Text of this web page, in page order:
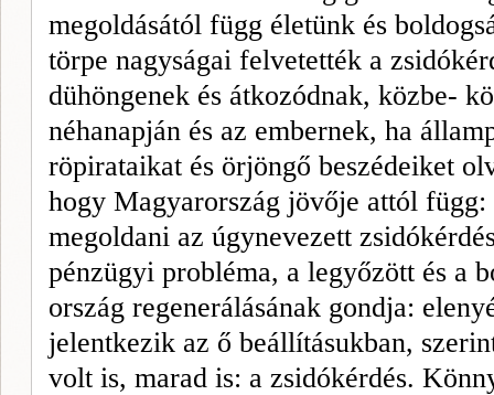
megoldásától függ életünk és
törpe nagyságai felvetet­ték a
dühöngenek és átkozódnak, közbe-
néhanapján és az embernek, ha
röpirataikat és örjöngő beszédeiket
hogy Magyarország jövője attól
megoldani az úgynevezett
pénzügyi probléma, a legyőzött és a
ország re­generálásának gondja:
jelentkezik az ő beállí­tásukban,
volt is, marad is: a zsidókérdés.